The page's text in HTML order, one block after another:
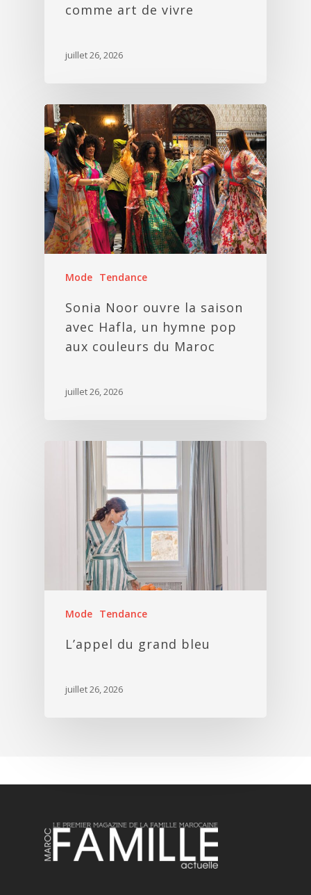
comme art de vivre
juillet 26, 2026
Mode Tendance
Sonia Noor ouvre la saison
avec Hafla, un hymne pop
aux couleurs du Maroc
juillet 26, 2026
Mode Tendance
L’appel du grand bleu
juillet 26, 2026